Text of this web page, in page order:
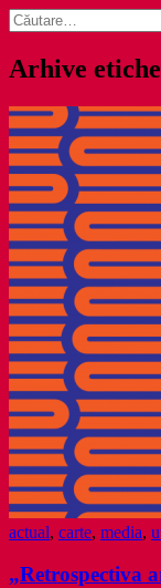
Caută
după:
Arhive
actual, carte, media,
„Retrospectiva